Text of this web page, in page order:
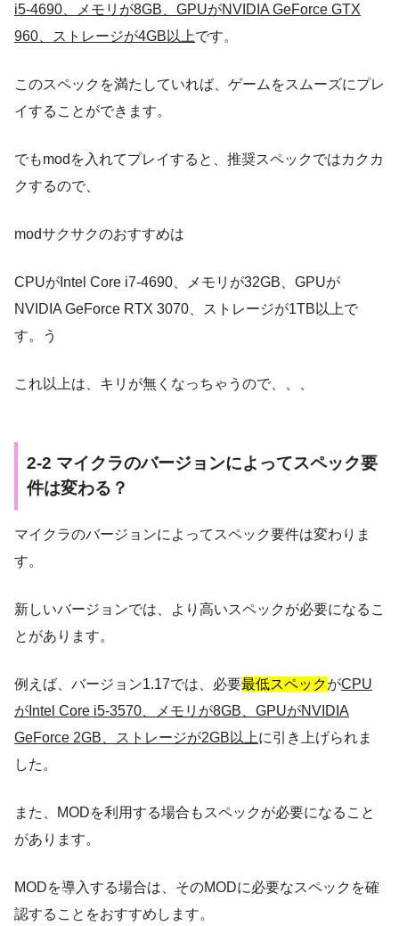
i5-4690、メモリが8GB、GPUがNVIDIA GeForce GTX
960、ストレージが4GB以上です。
このスペックを満たしていれば、ゲームをスムーズにプレ
イすることができます。
でもmodを入れてプレイすると、推奨スペックではカクカ
クするので、
modサクサクのおすすめは
CPUがIntel Core i7-4690、メモリが32GB、GPUが
NVIDIA GeForce RTX 3070、ストレージが1TB以上で
す。う
これ以上は、キリが無くなっちゃうので、、、
2-2 マイクラのバージョンによってスペック要
件は変わる？
マイクラのバージョンによってスペック要件は変わりま
す。
新しいバージョンでは、より高いスペックが必要になるこ
とがあります。
例えば、バージョン1.17では、必要最低スペックがCPU
がIntel Core i5-3570、メモリが8GB、GPUがNVIDIA
GeForce 2GB、ストレージが2GB以上に引き上げられま
した。
また、MODを利用する場合もスペックが必要になること
があります。
MODを導入する場合は、そのMODに必要なスペックを確
認することをおすすめします。